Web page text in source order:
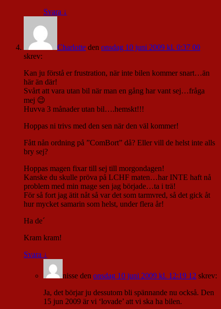
Svara ↓
Charlotte den onsdag 10 juni 2009 kl. 0:37 00
skrev:
Kan ju förstå er frustration, när inte bilen kommer snart…än
här än där!
Svårt att vara utan bil när man en gång har vant sej…fråga
mej 😉
Huvva 3 månader utan bil….hemskt!!!
Hoppas ni trivs med den sen när den väl kommer!
Fått nån ordning på ”ComBort” då? Eller vill de helst inte alls
bry sej?
Hoppas magen fixar till sej till morgondagen!
Kanske du skulle pröva på LCHF maten…har INTE haft nå
problem med min mage sen jag började…ta i trä!
För så fort jag ätit nåt så var det som tarmvred, så det gick åt
hur mycket samarin som helst, under flera år!
Ha de´
Kram kram!
Svara ↓
nisse den onsdag 10 juni 2009 kl. 12:19 12 skrev:
Ja, det börjar ju dessutom bli spännande nu också. Den
15 jun 2009 är vi ‘lovade’ att vi ska ha bilen.